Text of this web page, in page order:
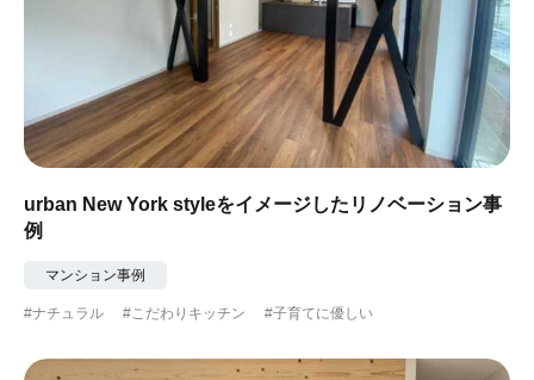
urban New York styleをイメージしたリノベーション事
例
マンション事例
#ナチュラル #こだわりキッチン #子育てに優しい